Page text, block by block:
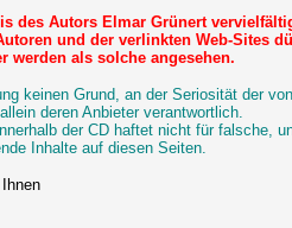
des Autors Elmar Grünert
und der verlinkten Web-Sites
werden als solche angesehen.
keinen Grund, an der Seriosität der
deren Anbieter verantwortlich.
der CD haftet nicht für falsche,
Inhalte auf diesen Seiten.